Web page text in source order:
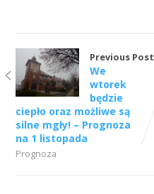
Previous Post
We
wtorek
będzie
ciepło oraz możliwe są
silne mgły! – Prognoza
na 1 listopada
Prognoza